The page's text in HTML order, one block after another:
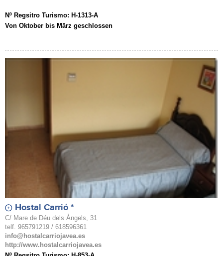
Nº Regsitro Turismo: H-1313-A
Von Oktober bis März geschlossen
Hostal Carrió *
C/ Mare de Déu dels Àngels, 31
telf. 965791219 / 618596361
info@hostalcarriojavea.es
http://www.hostalcarriojavea.es